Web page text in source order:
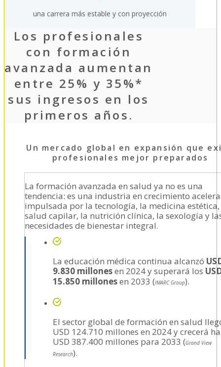
una carrera más estable y con proyección
Los profesionales
con formación
avanzada aumentan
entre 25% y 35%*
sus ingresos en los
primeros años.
Un mercado global en expansión que
profesionales mejor preparados
La formación avanzada en salud ya no es una
tendencia: es una industria en crecimiento
impulsada por la tecnología, la medicina
salud capilar, la nutrición clínica, la sexología y
necesidades de bienestar integral.
La educación médica continua alcanzó
9.830 millonesen 2024 y superará los
15.850 millonesen 2033 (IMARC Group).
El sector global de formación en salud
USD 124.710 millones en 2024 y crecerá
USD 387.400 millones para 2033 (Grand View
Research).